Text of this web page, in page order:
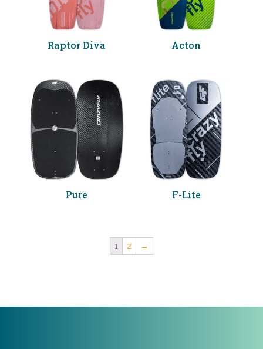
Raptor Diva Acton
Pure F-Lite
1 2 →